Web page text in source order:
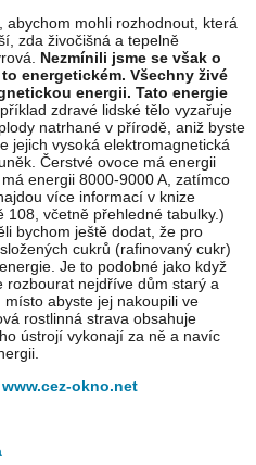
mohli rozhodnout, která
zda živočišná a tepelně
Nezmínili jsme se však o
energetickém. Všechny živé
energii. Tato energie
zdravé lidské tělo vyzařuje
natrhané v přírodě, aniž byste
jejich vysoká elektromagnetická
Čerstvé ovoce má energii
energii 8000-9000 A, zatímco
více informací v knize
108, včetně přehledné tabulky.)
bychom ještě dodat, že pro
cukrů (rafinovaný cukr)
Je to podobné jako když
rozbourat nejdříve dům starý a
abyste jej nakoupili ve
rostlinná strava obsahuje
ústrojí vykonají za ně a navíc
www.cez-okno.net